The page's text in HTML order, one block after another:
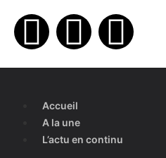
Accueil
A la une
L’actu en continu